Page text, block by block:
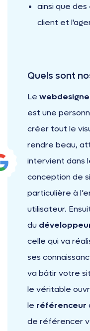
ainsi que des
client et
Quels sont
Le
est une
créer tout le
rendre beau,
intervient dans
conception de
particulière à
utilisateur.
du
celle qui va
ses
va bâtir votre
le véritable
le référenceur
de référencer